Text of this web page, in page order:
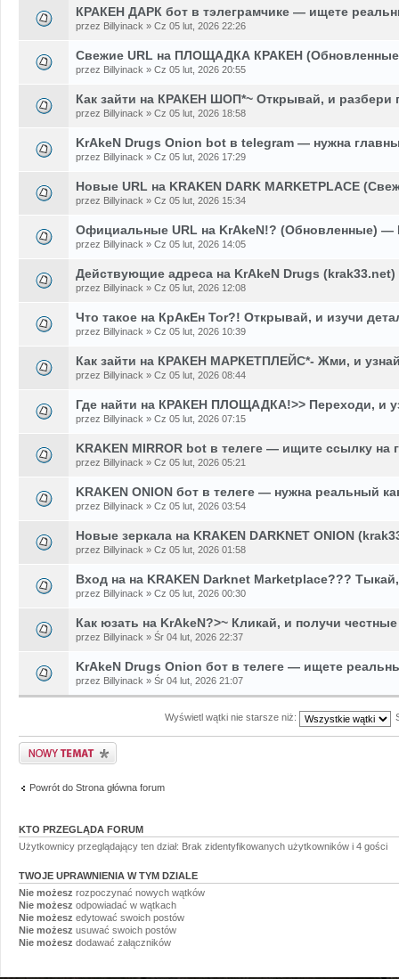
КРАКЕН ДАРК бот в тэлеграмчике — ищете
przez Billyinack » Cz 05 lut, 2026 22:26
Свежие URL на ПЛОЩАДКА КРАКЕН
przez Billyinack » Cz 05 lut, 2026 20:55
Как зайти на КРАКЕН ШОП*~ Открывай, и разбери
przez Billyinack » Cz 05 lut, 2026 18:58
KrAkeN Drugs Onion bot в telegram — нужна
przez Billyinack » Cz 05 lut, 2026 17:29
Новые URL на KRAKEN DARK MARKETPLACE
przez Billyinack » Cz 05 lut, 2026 15:34
Официальные URL на KrAkeN!? (Обновленные) —
przez Billyinack » Cz 05 lut, 2026 14:05
Действующие адреса на KrAkeN Drugs
przez Billyinack » Cz 05 lut, 2026 12:08
Что такое на КрАкЕн Tor?! Открывай, и изучи
przez Billyinack » Cz 05 lut, 2026 10:39
Как зайти на КРАКЕН МАРКЕТПЛЕЙС*- Жми, и
przez Billyinack » Cz 05 lut, 2026 08:44
Где найти на КРАКЕН ПЛОЩАДКА!>> Переходи, и
przez Billyinack » Cz 05 lut, 2026 07:15
KRAKEN MIRROR bot в телеге — ищите ссылку на
przez Billyinack » Cz 05 lut, 2026 05:21
KRAKEN ONION бот в телеге — нужна реальный
przez Billyinack » Cz 05 lut, 2026 03:54
Новые зеркала на KRAKEN DARKNET ONION
przez Billyinack » Cz 05 lut, 2026 01:58
Вход на на KRAKEN Darknet Marketplace???
przez Billyinack » Cz 05 lut, 2026 00:30
Как юзать на KrAkeN?>~ Кликай, и получи
przez Billyinack » Śr 04 lut, 2026 22:37
KrAkeN Drugs Onion бот в телеге — ищете
przez Billyinack » Śr 04 lut, 2026 21:07
Wyświetl wątki nie starsze niż:
Napisz wątek
Powrót do Strona główna forum
KTO PRZEGLĄDA FORUM
Użytkownicy przeglądający ten dział: Brak zidentyfikowanych użytkowników i 4 gości
TWOJE UPRAWNIENIA W TYM DZIALE
Nie możesz rozpoczynać nowych wątków
Nie możesz odpowiadać w wątkach
Nie możesz edytować swoich postów
Nie możesz usuwać swoich postów
Nie możesz dodawać załączników